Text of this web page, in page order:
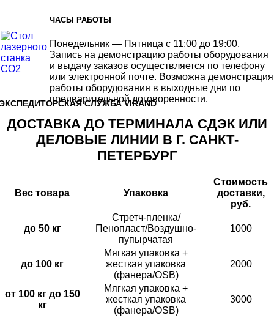
ЧАСЫ РАБОТЫ
Понедельник — Пятница с 11:00 до 19:00.
Запись на демонстрацию работы оборудования
и выдачу заказов осуществляется по телефону
или электронной почте. Возможна демонстрация
работы оборудования в выходные дни по
предварительной договоренности.
СЛУЖБА VIRAND
ДОСТАВКА ДО ТЕРМИНАЛА СДЭК ИЛИ
ДЕЛОВЫЕ ЛИНИИ В Г. САНКТ-
ПЕТЕРБУРГ
Вес товара Упаковка
Стоимость
доставки,
руб.
до 50 кг
Стретч-пленка/
Пенопласт/Воздушно-
пупырчатая
1000
до 100 кг
Мягкая упаковка +
жесткая упаковка
(фанера/OSB)
2000
от 100 кг до 150
кг
Мягкая упаковка +
жесткая упаковка
(фанера/OSB)
3000